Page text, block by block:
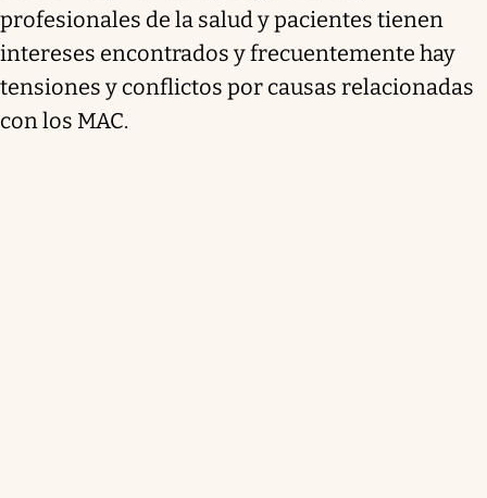
profesionales de la salud y pacientes tienen
intereses encontrados y frecuentemente hay
tensiones y conflictos por causas relacionadas
con los MAC.